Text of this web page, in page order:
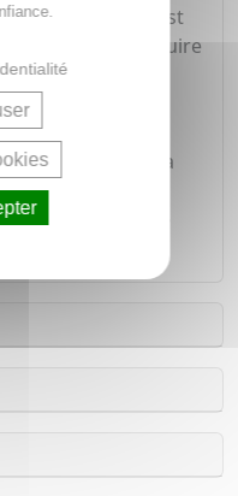
x60 Gélules
est
contribue à réduire
grâce à la
Coriandre. Le
normal de
de vie sain. La
intestinal. Le
dans le cadre